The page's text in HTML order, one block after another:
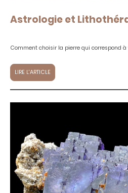
Astrologie et
Comment choisir la pierre qui correspond à
LIRE L'ARTICLE